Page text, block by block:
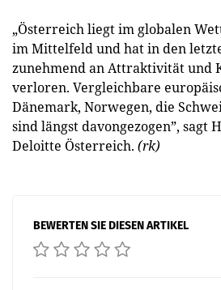
„Österreich liegt im globalen
im Mittelfeld und hat in den
zunehmend an Attraktivität und
verloren. Vergleichbare
Dänemark, Norwegen, die
sind längst davongezogen”, sagt
Deloitte Österreich. (rk)
BEWERTEN SIE DIESEN ARTIKEL